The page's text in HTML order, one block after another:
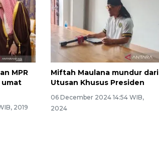
MPR
umat
2019
Miftah Maulana mundur dari
Utusan Khusus Presiden
06 December 2024 14:54 WIB,
2024